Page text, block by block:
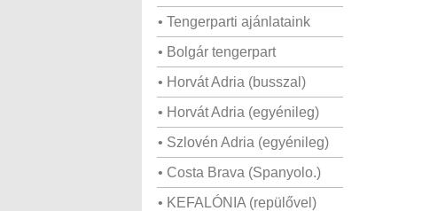
• Tengerparti ajánlataink
• Bolgár tengerpart
• Horvát Adria (busszal)
• Horvát Adria (egyénileg)
• Szlovén Adria (egyénileg)
• Costa Brava (Spanyolo.)
• KEFALÓNIA (repülővel)